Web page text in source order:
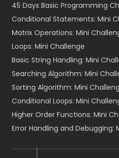
45 Days Basic Programming
Conditional Statements: Mini
Matrix Operations: Mini
Loops: Mini Challenge
Basic String Handling: Mini
Searching Algorithm: Mini
Sorting Algorithm: Mini
Conditional Loops: Mini
Higher Order Functions: Mini
Error Handling and Debugging: